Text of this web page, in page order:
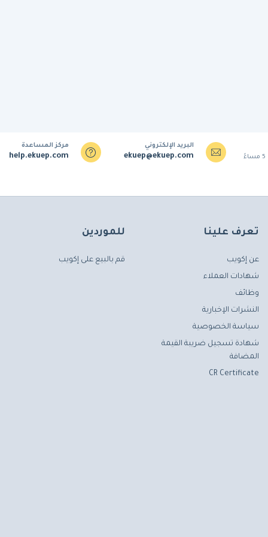
البريد الإلكتروني
ekuep@ekuep.com
مركز المساعدة
help.ekuep.com
تعرف علينا
عن إكويب
شهادات العملاء
وظائف
النشرات الإخبارية
سياسة الخصوصية
شهادة تسجيل ضريبة القيمة
المضافة
CR Certificate
للموردين
قم بالبيع على إكويب